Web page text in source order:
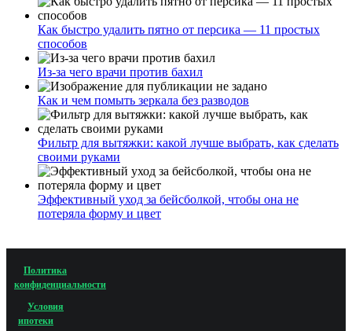
Как быстро удалить пятно от персика — 11 простых
способов
Из-за чего врачи против бахил
Как и чем помыть зеркала без разводов
Фильтр для вытяжки: какой лучше выбрать, как сделать
своими руками
Эффективный уход за бейсболкой, чтобы она не
потеряла форму и цвет
Политика
конфиденциальности
Условия
ипотеки